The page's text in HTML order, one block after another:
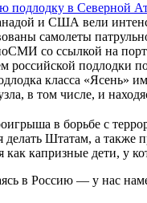
в Северной
и США вели
самолеты
со ссылкой на
российской подлодки
класса «Ясень»
в том числе, и
в борьбе с
делать Штатам, а
как капризные дети, у
в Россию — у нас